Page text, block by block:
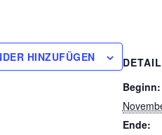
HINZUFÜGEN
Beginn:
Ende: